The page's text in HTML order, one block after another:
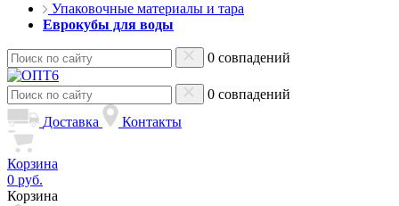
Упаковочные материалы и тара
Еврокубы для воды
0 совпадений
0 совпадений
Доставка
Контакты
Корзина
0 руб.
Корзина